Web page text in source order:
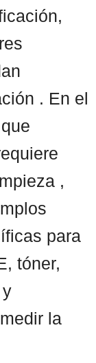
. En el
,
para
tóner,
la